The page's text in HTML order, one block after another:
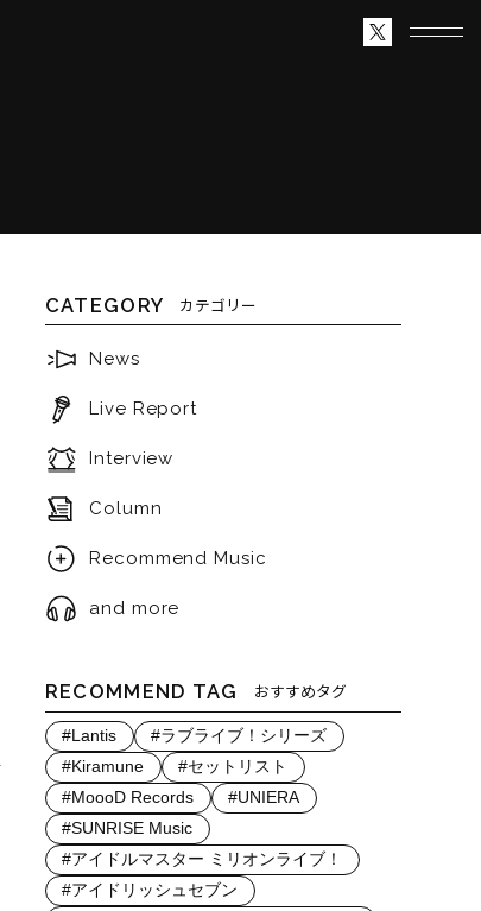
CATEGORY カテゴリー
News
Live Report
Interview
Column
Recommend Music
and more
RECOMMEND TAG おすすめタグ
#Lantis
#ラブライブ！シリーズ
#Kiramune
#セットリスト
#MoooD Records
#UNIERA
#SUNRISE Music
#アイドルマスター ミリオンライブ！
#アイドリッシュセブン